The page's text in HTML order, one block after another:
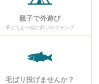
親子で外遊び
子どもと一緒に釣りやキャンプ
毛ばり投げませんか？